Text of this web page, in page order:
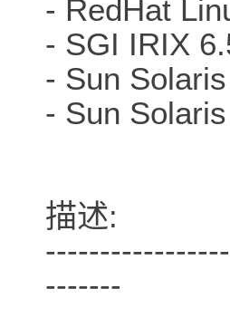
- RedHat
- SGI IRIX
- Sun
- Sun
描述:
-------